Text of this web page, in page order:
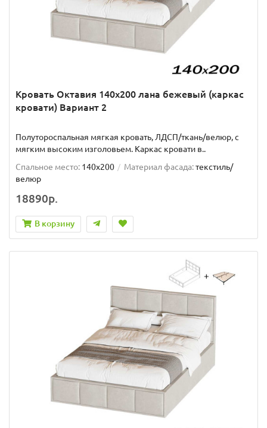
Кровать Октавия 140х200 лана бежевый (каркас
кровати) Вариант 2
Полутороспальная мягкая кровать, ЛДСП/ткань/велюр, с
мягким высоким изголовьем. Каркас кровати в..
Спальное место: 140x200 Материал фасада:текстиль/
велюр
18890р.
В корзину